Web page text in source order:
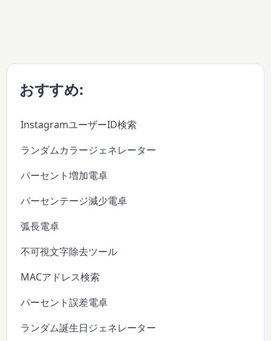
おすすめ:
InstagramユーザーID検索
ランダムカラージェネレーター
パーセント増加電卓
パーセンテージ減少電卓
弧長電卓
不可視文字除去ツール
MACアドレス検索
パーセント誤差電卓
ランダム誕生日ジェネレーター